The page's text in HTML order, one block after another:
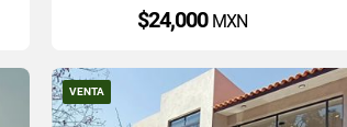
$24,000 MXN
VENTA